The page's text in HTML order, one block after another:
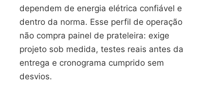
dependem de energia elétrica confiável e
dentro da norma. Esse perfil de operação
não compra painel de prateleira: exige
projeto sob medida, testes reais antes da
entrega e cronograma cumprido sem
desvios.